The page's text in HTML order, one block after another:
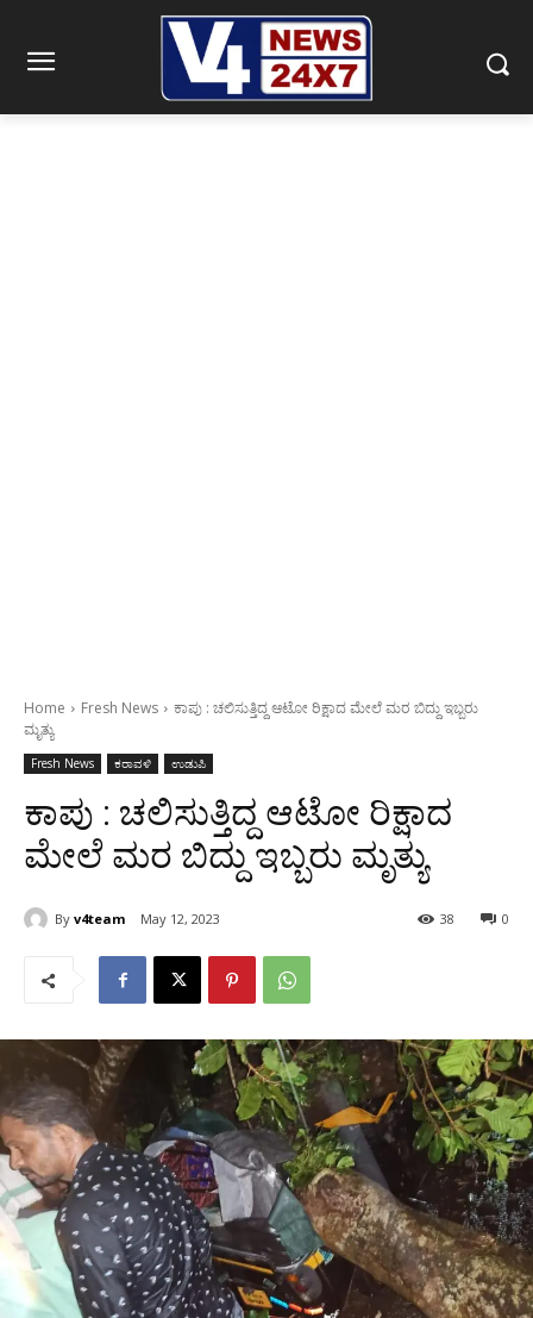
Home Fresh News
ಕಾಪು : ಚಲಿಸುತ್ತಿದ್ದ ಆಟೋ ರಿಕ್ಷಾದ ಮೇಲೆ ಮರ ಬಿದ್ದು ಇಬ್ಬರು
ಮೃತ್ಯು
Fresh News ಕರಾವಳಿ ಉಡುಪಿ
ಕಾಪು : ಚಲಿಸುತ್ತಿದ್ದ ಆಟೋ ರಿಕ್ಷಾದ
ಮೇಲೆ ಮರ ಬಿದ್ದು ಇಬ್ಬರು ಮೃತ್ಯು
By v4team May 12, 2023 0
38